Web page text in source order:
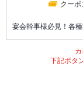
クーポ
宴会幹事様必見！各
下記ボタ